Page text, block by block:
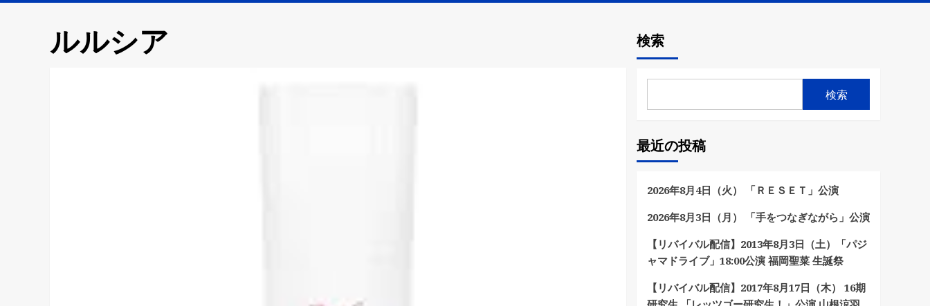
ルルシア 検索
検索
最近の投稿
2026年8月4日（火） 「ＲＥＳＥＴ」公演
2026年8月3日（月） 「手をつなぎながら」公演
【リバイバル配信】2013年8月3日（土）「パジ
ャマドライブ」18:00公演 福岡聖菜 生誕祭
【リバイバル配信】2017年8月17日（木） 16期